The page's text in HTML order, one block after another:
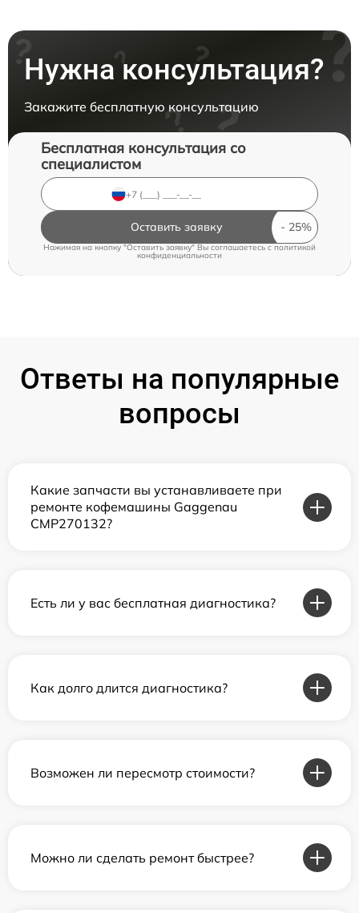
Нужна консультация?
Закажите бесплатную консультацию
Бесплатная консультация со
специалистом
Оставить заявку
Нажимая на кнопку "Оставить заявку" Вы соглашаетесь c политикой
конфиденциальности
Ответы на популярные
вопросы
Какие запчасти вы устанавливаете при
ремонте кофемашины Gaggenau
CMP270132?
Есть ли у вас бесплатная диагностика?
Как долго длится диагностика?
Возможен ли пересмотр стоимости?
Можно ли сделать ремонт быстрее?